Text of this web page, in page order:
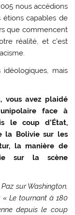
nous accédions
capables de
que commencent
réalité, et c’est
mais
vous avez plaidé
face à
le coup d’État,
la Bolivie sur les
la manière de
sur la scène
sur Washington,
Le tournant à 180
depuis le coup